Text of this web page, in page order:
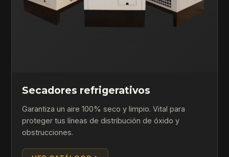
Secadores refrigerativos
Garantiza un aire 100% seco y limpio. Vital para
proteger tus líneas de distribución de óxido y
obstrucciones.